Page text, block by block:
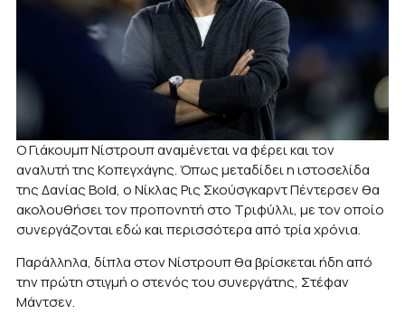
O Γιάκουμπ Νίστρουπ αναμένεται να φέρει και τον
αναλυτή της Κοπεγχάγης. Όπως μεταδίδει η ιστοσελίδα
της Δανίας Bold, ο Νίκλας Ρις Σκούσγκαρντ Πέντερσεν θα
ακολουθήσει τον προπονητή στο Τριφύλλι, με τον οποίο
συνεργάζονται εδώ και περισσότερα από τρία χρόνια.
Παράλληλα, δίπλα στον Νίστρουπ θα βρίσκεται ήδη από
την πρώτη στιγμή ο στενός του συνεργάτης, Στέφαν
Μάντσεν.